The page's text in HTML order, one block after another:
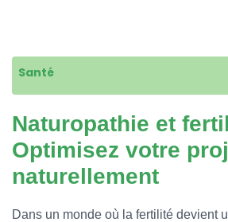
Santé
Naturopathie et
Optimisez votre
naturellement
Dans un monde où la fertilité devient